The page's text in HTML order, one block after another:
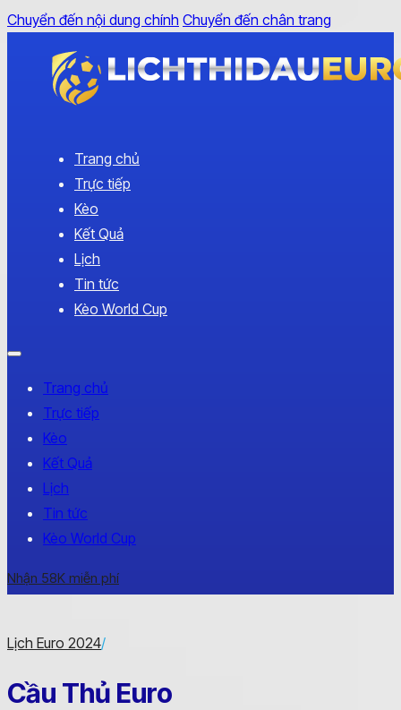
Chuyển đến nội dung chính Chuyển đến chân trang
Trang chủ
Trực tiếp
Kèo
Kết Quả
Lịch
Tin tức
Kèo World Cup
Trang chủ
Trực tiếp
Kèo
Kết Quả
Lịch
Tin tức
Kèo World Cup
Nhận 58K miễn phí
Lịch Euro 2024/
Cầu Thủ Euro